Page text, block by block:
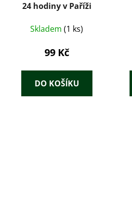
24 hodiny v Paříži
Skladem (1 ks)
99 Kč
DO KOŠÍKU